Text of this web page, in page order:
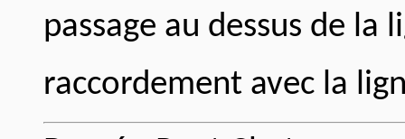
passage au dessus de la
raccordement avec la